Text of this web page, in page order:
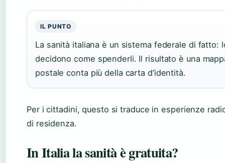
IL PUNTO
La sanità italiana è un sistema federale di fatto:
decidono come spenderli. Il risultato è una
postale conta più della carta d’identità.
Per i cittadini, questo si traduce in esperienze
di residenza.
In Italia la sanità è gratuita?